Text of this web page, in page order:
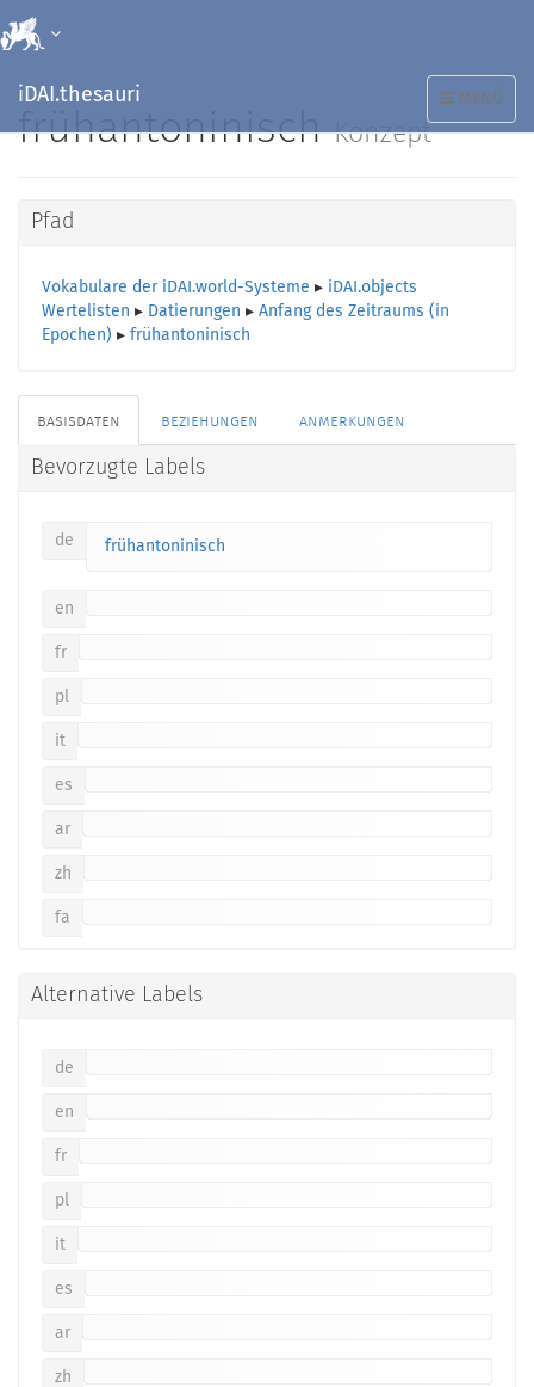
iDAI.thesauri
TOGGLE
NAVIGATION
MENÜ
frühantoninischKonzept
Pfad
Vokabulare der iDAI.world-Systeme ▸ iDAI.objects
Wertelisten ▸ Datierungen ▸ Anfang des Zeitraums (in
Epochen) ▸ frühantoninisch
basisdaten beziehungen anmerkungen
Bevorzugte Labels
de frühantoninisch
en
fr
pl
it
es
ar
zh
fa
Alternative Labels
de
en
fr
pl
it
es
ar
zh